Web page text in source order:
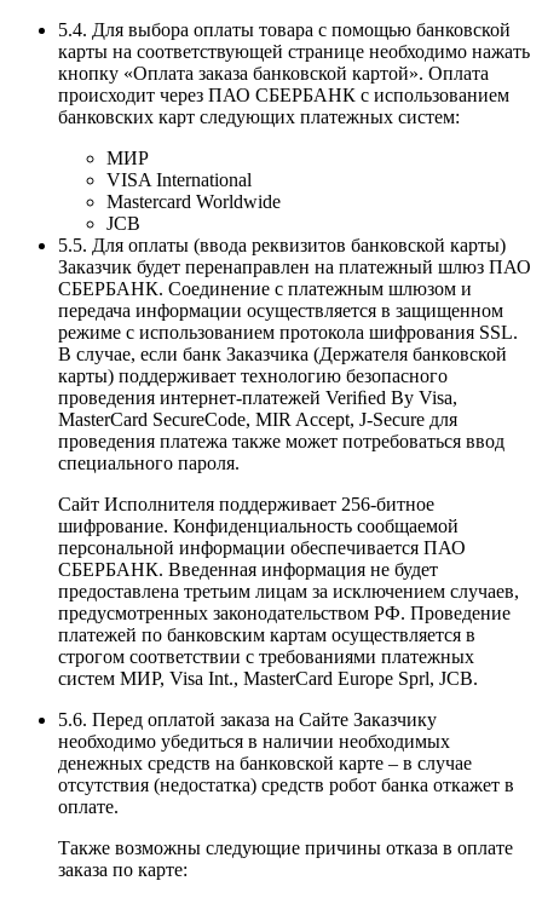
5.4. Для выбора оплаты товара с помощью банковской
карты на соответствующей странице необходимо нажать
кнопку «Оплата заказа банковской картой». Оплата
происходит через ПАО СБЕРБАНК с использованием
банковских карт следующих платежных систем:
МИР
VISA International
Mastercard Worldwide
JCB
5.5. Для оплаты (ввода реквизитов банковской карты)
Заказчик будет перенаправлен на платежный шлюз ПАО
СБЕРБАНК. Соединение с платежным шлюзом и
передача информации осуществляется в защищенном
режиме с использованием протокола шифрования SSL.
В случае, если банк Заказчика (Держателя банковской
карты) поддерживает технологию безопасного
проведения интернет-платежей Veriﬁed By Visa,
MasterCard SecureCode, MIR Accept, J-Secure для
проведения платежа также может потребоваться ввод
специального пароля.
Сайт Исполнителя поддерживает 256-битное
шифрование. Конфиденциальность сообщаемой
персональной информации обеспечивается ПАО
СБЕРБАНК. Введенная информация не будет
предоставлена третьим лицам за исключением случаев,
предусмотренных законодательством РФ. Проведение
платежей по банковским картам осуществляется в
строгом соответствии с требованиями платежных
систем МИР, Visa Int., MasterCard Europe Sprl, JCB.
5.6. Перед оплатой заказа на Сайте Заказчику
необходимо убедиться в наличии необходимых
денежных средств на банковской карте – в случае
отсутствия (недостатка) средств робот банка откажет в
оплате.
Также возможны следующие причины отказа в оплате
заказа по карте: